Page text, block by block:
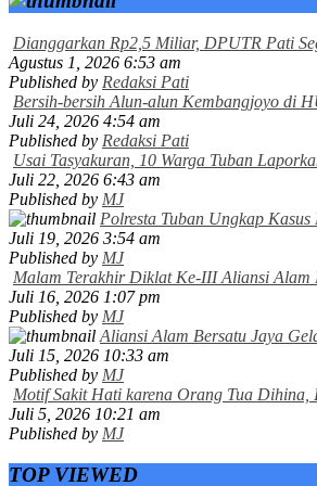
Dianggarkan Rp2,5 Miliar, DPUTR Pati
Agustus 1, 2026 6:53 am
Published by Redaksi Pati
Bersih-bersih Alun-alun Kembangjoyo di
Juli 24, 2026 4:54 am
Published by Redaksi Pati
Usai Tasyakuran, 10 Warga Tuban
Juli 22, 2026 6:43 am
Published by MJ
Polresta Tuban Ungkap
Juli 19, 2026 3:54 am
Published by MJ
Malam Terakhir Diklat Ke-III Aliansi Alam
Juli 16, 2026 1:07 pm
Published by MJ
Aliansi Alam Bersatu Jaya
Juli 15, 2026 10:33 am
Published by MJ
Motif Sakit Hati karena Orang Tua
Juli 5, 2026 10:21 am
Published by MJ
TOP VIEWED